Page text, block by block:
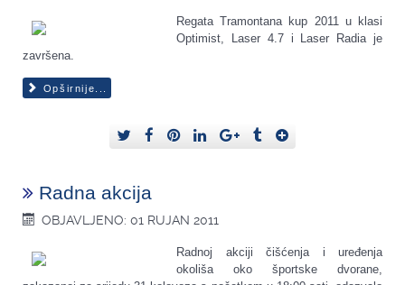
Regata Tramontana kup 2011 u klasi
Optimist, Laser 4.7 i Laser Radia je
završena.
Opširnije...
Radna akcija
OBJAVLJENO: 01 RUJAN 2011
Radnoj akciji čišćenja i uređenja
okoliša oko športske dvorane,